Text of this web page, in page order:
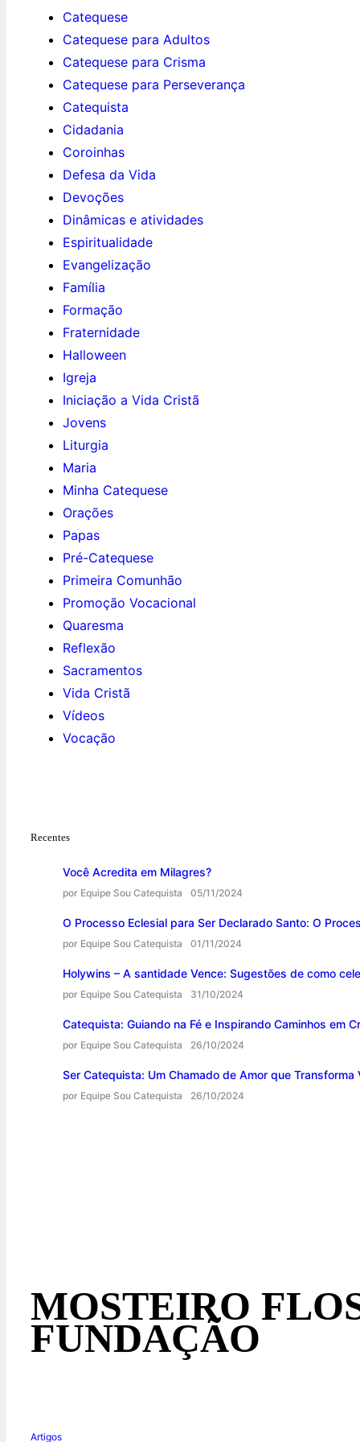
Catequese
Catequese para Adultos
Catequese para Crisma
Catequese para Perseverança
Catequista
Cidadania
Coroinhas
Defesa da Vida
Devoções
Dinâmicas e atividades
Espiritualidade
Evangelização
Família
Formação
Fraternidade
Halloween
Igreja
Iniciação a Vida Cristã
Jovens
Liturgia
Maria
Minha Catequese
Orações
Papas
Pré-Catequese
Primeira Comunhão
Promoção Vocacional
Quaresma
Reflexão
Sacramentos
Vida Cristã
Vídeos
Vocação
Recentes
Você Acredita em Milagres?
por Equipe Sou Catequista 05/11/2024
O Processo Eclesial para Ser Declarado Santo: O
por Equipe Sou Catequista 01/11/2024
Holywins – A santidade Vence: Sugestões de como
por Equipe Sou Catequista 31/10/2024
Catequista: Guiando na Fé e Inspirando Caminhos em
por Equipe Sou Catequista 26/10/2024
Ser Catequista: Um Chamado de Amor que Transforma
por Equipe Sou Catequista 26/10/2024
MOSTEIRO
FUNDAÇÃO
Artigos